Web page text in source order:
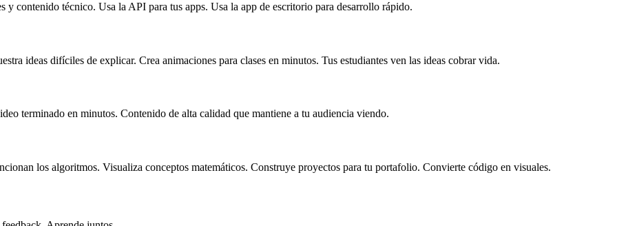
y contenido técnico. Usa la API para tus apps. Usa la app de escritorio para desarrollo rápido.
ideas difíciles de explicar. Crea animaciones para clases en minutos. Tus estudiantes ven las ideas cobrar vida.
terminado en minutos. Contenido de alta calidad que mantiene a tu audiencia viendo.
los algoritmos. Visualiza conceptos matemáticos. Construye proyectos para tu portafolio. Convierte código en visuales.